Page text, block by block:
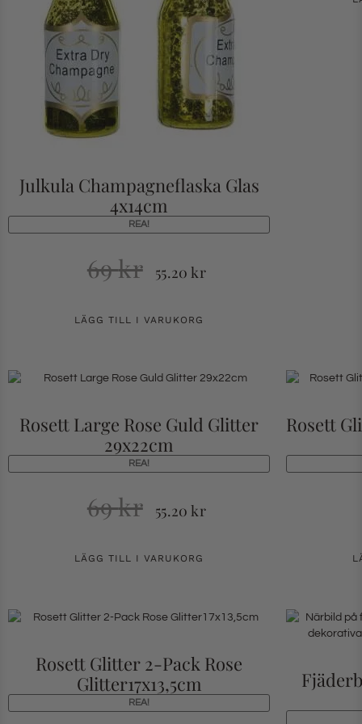
Julkula Champagneflaska Glas
4x14cm
REA!
69kr 55.20kr
LÄGG TILL I VARUKORG
Rosett Large Rose Guld Glitter
29x22cm
REA!
69kr 55.20kr
LÄGG TILL I VARUKORG
Rosett
Rosett Glitter 2-Pack Rose
Glitter17x13,5cm
REA!